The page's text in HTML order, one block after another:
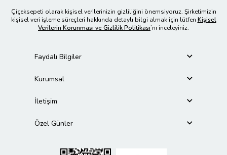
Çiçeksepeti olarak kişisel verilerinizin gizliliğini önemsiyoruz. Şirketimizin
kişisel veri işleme süreçleri hakkında detaylı bilgi almak için lütfen Kişisel
Verilerin Korunması ve Gizlilik Politikası’nı inceleyiniz.
Faydalı Bilgiler
Kurumsal
İletişim
Özel Günler